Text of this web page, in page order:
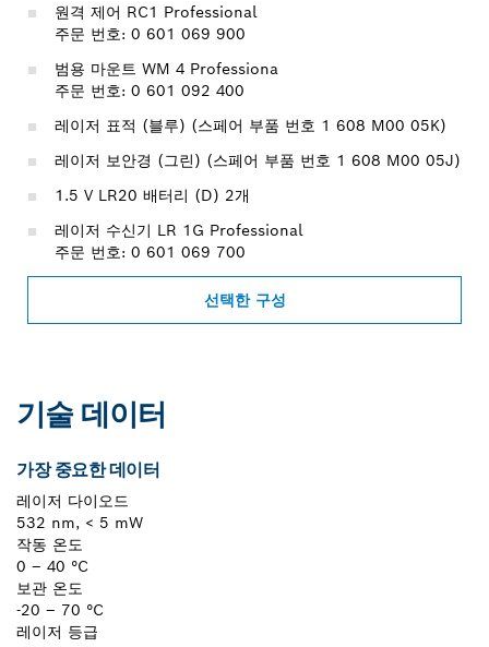
원격 제어 RC1 Professional
주문 번호: 0 601 069 900
범용 마운트 WM 4 Professiona
주문 번호: 0 601 092 400
레이저 표적 (블루) (스페어 부품 번호 1 608 M00 05K)
레이저 보안경 (그린) (스페어 부품 번호 1 608 M00 05J)
1.5 V LR20 배터리 (D) 2개
레이저 수신기 LR 1G Professional
주문 번호: 0 601 069 700
선택한 구성
기술 데이터
가장 중요한 데이터
레이저 다이오드
532 nm, < 5 mW
작동 온도
0 – 40 °C
보관 온도
-20 – 70 °C
레이저 등급